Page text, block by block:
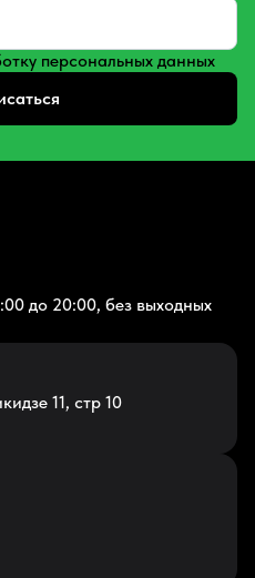
персональных данных
до 20:00, без выходных
11, стр 10